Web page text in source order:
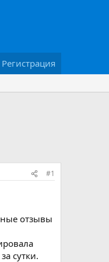
Регистрация
#1
отзывы
сутки.